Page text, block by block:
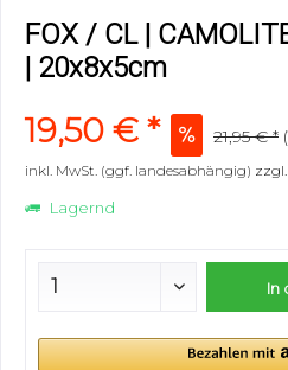
FOX / CL |
| 20x8x5cm
19,50 € * 21,95 € *
inkl. MwSt. (ggf. landesabhängig)
Lagernd
In